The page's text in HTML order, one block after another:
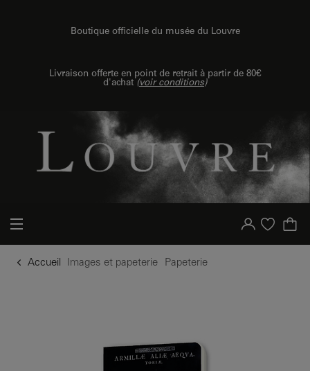
Boutique officielle du musée du Louvre
Livraison offerte en point de retrait à partir de 80€
d'achat (voir conditions)
Votre compte
Liste d'achat
Accueil Images et papeterie Papeterie